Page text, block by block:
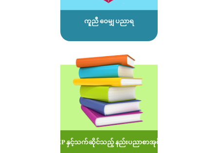
ကူညီ ဝေမျှ ပညာရ
MOEP နှင့်သက်ဆိုင်သည့် နည်းပညာစာအုပ်များ